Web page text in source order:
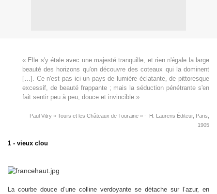
« Elle s'y étale avec une majesté tranquille, et rien n'égale la large
beauté des horizons qu'on découvre des coteaux qui la dominent
[…]. Ce n'est pas ici un pays de lumière éclatante, de pittoresque
excessif, de beauté frappante ; mais la séduction pénétrante s'en
fait sentir peu à peu, douce et invincible.»
Paul Vitry « Tours et les Châteaux de Touraine » - H. Laurens Éditeur, Paris,
1905
1 - vieux clou
La courbe douce d’une colline verdoyante se détache sur l’azur, en